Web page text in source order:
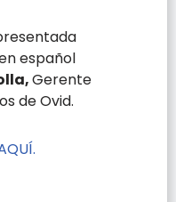
español
Gerente
de Ovid.